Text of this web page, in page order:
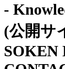
-
(公開サ
SOKEN